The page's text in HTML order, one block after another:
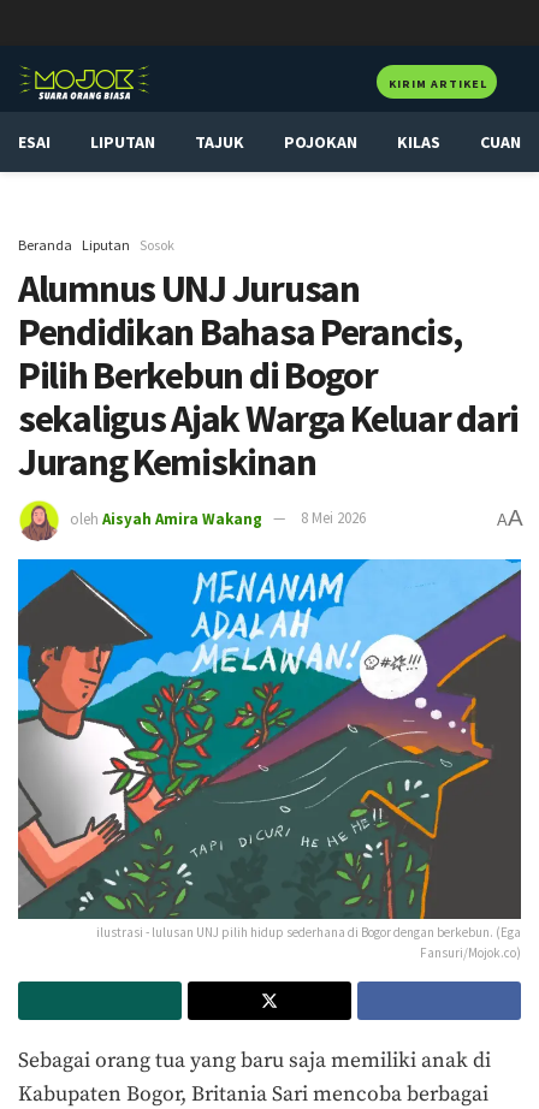
KIRIM ARTIKEL
ESAI LIPUTAN TAJUK POJOKAN KILAS CUAN
Beranda Liputan Sosok
Alumnus UNJ Jurusan
Pendidikan Bahasa Perancis,
Pilih Berkebun di Bogor
sekaligus Ajak Warga Keluar dari
Jurang Kemiskinan
oleh Aisyah Amira Wakang 8 Mei 2026 AA
ilustrasi - lulusan UNJ pilih hidup sederhana di Bogor dengan berkebun. (Ega
Fansuri/Mojok.co)
Sebagai orang tua yang baru saja memiliki anak di
Kabupaten Bogor, Britania Sari mencoba berbagai